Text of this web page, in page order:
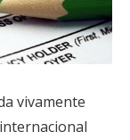
vivamente